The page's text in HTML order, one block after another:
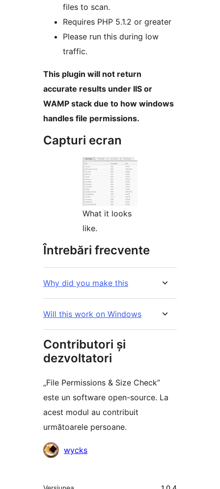
files to scan.
Requires PHP 5.1.2 or greater
Please run this during low
traffic.
This plugin will not return
accurate results under IIS or
WAMP stack due to how windows
handles file permissions.
Capturi ecran
What it looks
like.
Întrebări frecvente
Why did you make this
Will this work on Windows
Contributori și
dezvoltatori
„File Permissions & Size Check”
este un software open-source. La
acest modul au contribuit
următoarele persoane.
Contributori
wycks
Meta